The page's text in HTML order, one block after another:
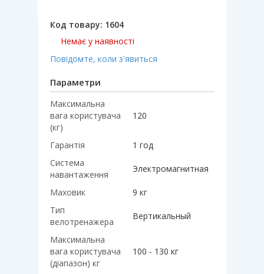
Код товару: 1604
Немає у наявності
Повідомте, коли з'явиться
Параметри
Максимальна
вага користувача
(кг)
120
Гарантія
1 год
Система
навантаження
Электромагнитная
Маховик
9 кг
Тип
велотренажера
Вертикальный
Максимальна
вага користувача
(діапазон) кг
100 - 130 кг